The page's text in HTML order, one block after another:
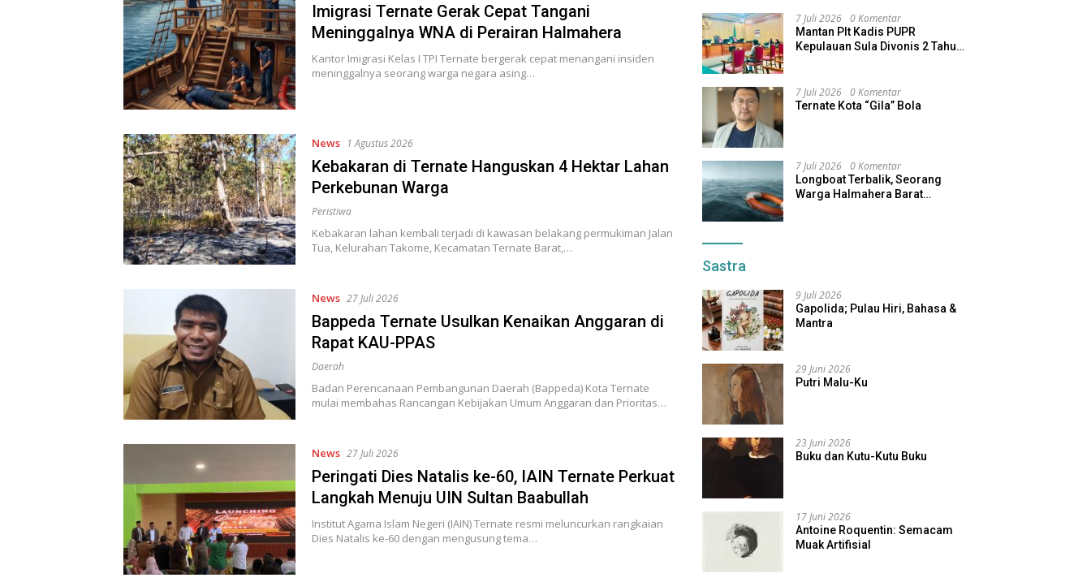
Imigrasi Ternate Gerak Cepat Tangani
Meninggalnya WNA di Perairan Halmahera
Kantor Imigrasi Kelas I TPI Ternate bergerak cepat menangani insiden
meninggalnya seorang warga negara asing…
News 1 Agustus 2026
Kebakaran di Ternate Hanguskan 4 Hektar Lahan
Perkebunan Warga
Peristiwa
Kebakaran lahan kembali terjadi di kawasan belakang permukiman Jalan
Tua, Kelurahan Takome, Kecamatan Ternate Barat,…
News 27 Juli 2026
Bappeda Ternate Usulkan Kenaikan Anggaran di
Rapat KAU-PPAS
Daerah
Badan Perencanaan Pembangunan Daerah (Bappeda) Kota Ternate
mulai membahas Rancangan Kebijakan Umum Anggaran dan Prioritas…
News 27 Juli 2026
Peringati Dies Natalis ke-60, IAIN Ternate Perkuat
Langkah Menuju UIN Sultan Baabullah
Institut Agama Islam Negeri (IAIN) Ternate resmi meluncurkan rangkaian
Dies Natalis ke-60 dengan mengusung tema…
7 Juli 2026 0 Komentar
Mantan Plt Kadis PUPR
Kepulauan Sula Divonis 2 Tahun
7 Juli 2026 0 Komentar
Ternate Kota “Gila” Bola
7 Juli 2026 0 Komentar
Longboat Terbalik, Seorang
Warga Halmahera Barat
Sastra
9 Juli 2026
Gapolida; Pulau Hiri, Bahasa &
Mantra
29 Juni 2026
Putri Malu-Ku
23 Juni 2026
Buku dan Kutu-Kutu Buku
17 Juni 2026
Antoine Roquentin: Semacam
Muak Artifisial